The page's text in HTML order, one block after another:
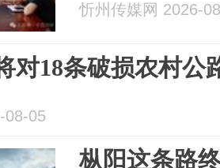
忻州传媒网 2026-
对18条破损农村公
08-05
枞阳这条路